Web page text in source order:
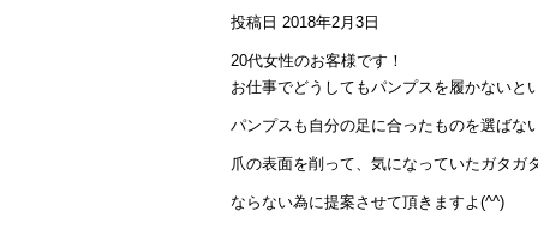
投稿日 2018年2月3日
20代女性のお客様です！
お仕事でどうしてもパンプスを履かないと
パンプスも自分の足に合ったものを選ばな
爪の表面を削って、気になっていたガタガ
ならない為に提案させて頂きますよ(^^)